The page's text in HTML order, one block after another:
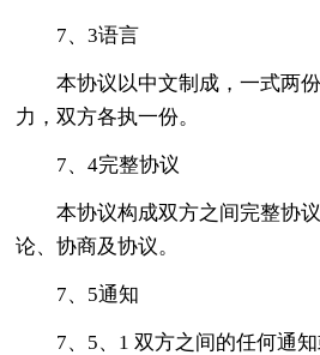
7、3语言
本协议以中文制成，一式两
力，双方各执一份。
7、4完整协议
本协议构成双方之间完整协
论、协商及协议。
7、5通知
7、5、1 双方之间的任何通